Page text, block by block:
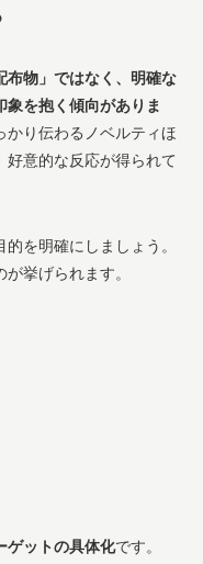
布物」ではなく、明確な
象を抱く傾向がありま
かり伝わるノベルティほ
好意的な反応が得られて
を明確にしましょう。
挙げられます。
ゲットの具体化です。